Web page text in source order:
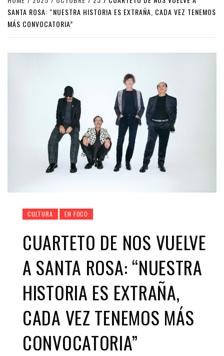
SANTA ROSA: “NUESTRA HISTORIA ES EXTRAÑA, CADA VEZ TENEMOS
MÁS CONVOCATORIA”
CULTURA EN FOCO
CUARTETO DE NOS VUELVE
A SANTA ROSA: “NUESTRA
HISTORIA ES EXTRAÑA,
CADA VEZ TENEMOS MÁS
CONVOCATORIA”